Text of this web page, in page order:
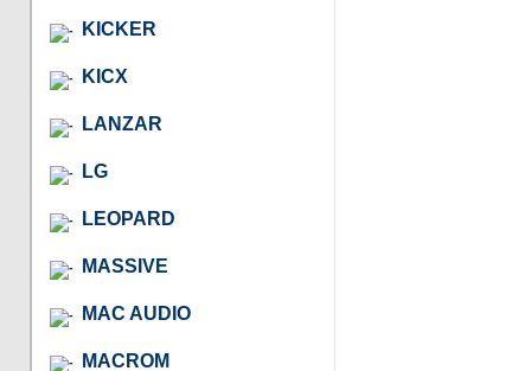
KICKER
KICX
LANZAR
LG
LEOPARD
MASSIVE
MAC AUDIO
MACROM